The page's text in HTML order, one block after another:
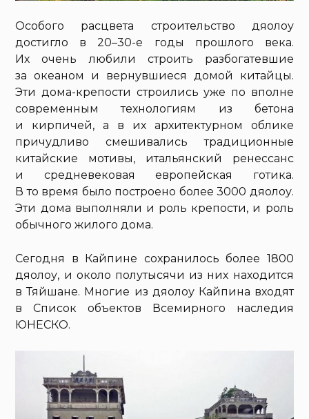
Особого расцвета строительство дяолоу
достигло в 20–30-е годы прошлого века.
Их очень любили строить разбогатевшие
за океаном и вернувшиеся домой китайцы.
Эти дома-крепости строились уже по вполне
современным технологиям из бетона
и кирпичей, а в их архитектурном облике
причудливо смешивались традиционные
китайские мотивы, итальянский ренессанс
и средневековая европейская готика.
В то время было построено более 3000 дяолоу.
Эти дома выполняли и роль крепости, и роль
обычного жилого дома.
Сегодня в Кайпине сохранилось более 1800
дяолоу, и около полутысячи из них находится
в Тяйшане. Многие из дяолоу Кайпина входят
в Список объектов Всемирного наследия
ЮНЕСКО.